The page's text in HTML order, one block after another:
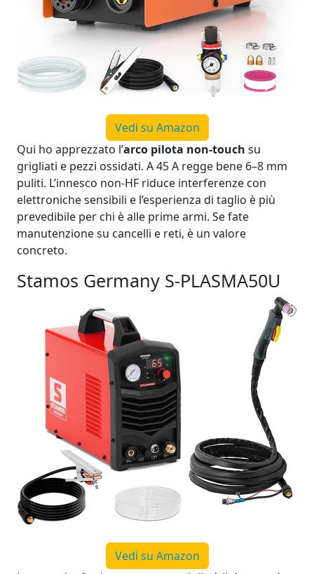
Vedi su Amazon
Qui ho apprezzato l’arco pilota non‑touch su
grigliati e pezzi ossidati. A 45 A regge bene 6–8 mm
puliti. L’innesco non‑HF riduce interferenze con
elettroniche sensibili e l’esperienza di taglio è più
prevedibile per chi è alle prime armi. Se fate
manutenzione su cancelli e reti, è un valore
concreto.
Stamos Germany S‑PLASMA50U
Vedi su Amazon